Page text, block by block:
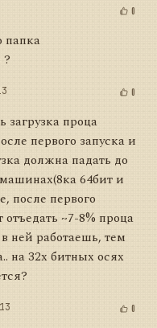
0
папка
0
загрузка проца
первого запуска и
должна падать до
64бит и
после первого
отъедать ~7-8% проца
ней работаешь, тем
на 32х битных осях
0